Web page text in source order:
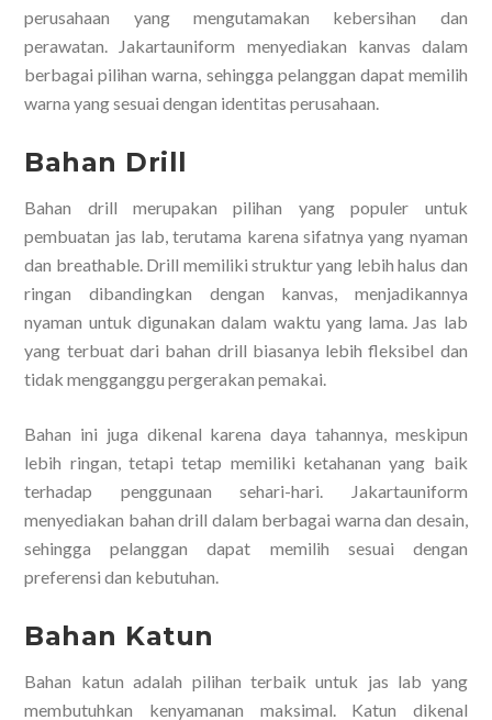
perusahaan yang mengutamakan kebersihan dan
perawatan. Jakartauniform menyediakan kanvas dalam
berbagai pilihan warna, sehingga pelanggan dapat memilih
warna yang sesuai dengan identitas perusahaan.
Bahan Drill
Bahan drill merupakan pilihan yang populer untuk
pembuatan jas lab, terutama karena sifatnya yang nyaman
dan breathable. Drill memiliki struktur yang lebih halus dan
ringan dibandingkan dengan kanvas, menjadikannya
nyaman untuk digunakan dalam waktu yang lama. Jas lab
yang terbuat dari bahan drill biasanya lebih fleksibel dan
tidak mengganggu pergerakan pemakai.
Bahan ini juga dikenal karena daya tahannya, meskipun
lebih ringan, tetapi tetap memiliki ketahanan yang baik
terhadap penggunaan sehari-hari. Jakartauniform
menyediakan bahan drill dalam berbagai warna dan desain,
sehingga pelanggan dapat memilih sesuai dengan
preferensi dan kebutuhan.
Bahan Katun
Bahan katun adalah pilihan terbaik untuk jas lab yang
membutuhkan kenyamanan maksimal. Katun dikenal